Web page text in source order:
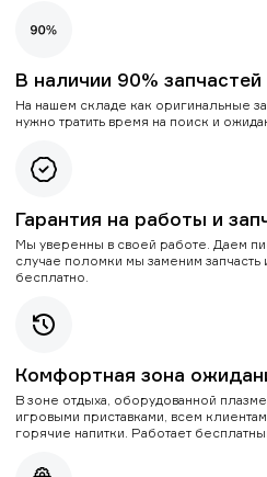
В наличии 90% запчастей
На нашем складе как оригинальные
нужно тратить время на поиск и
Гарантия на работы и
Мы уверенны в своей работе. Даем
случае поломки мы заменим
бесплатно.
Комфортная зона
В зоне отдыха, оборудованной
игровыми приставками, всем
горячие напитки. Работает